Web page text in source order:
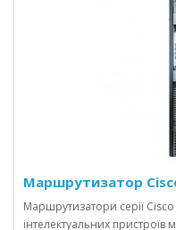
Маршрутизатор
Маршрутизатори серії
інтелектуальних пристроїв